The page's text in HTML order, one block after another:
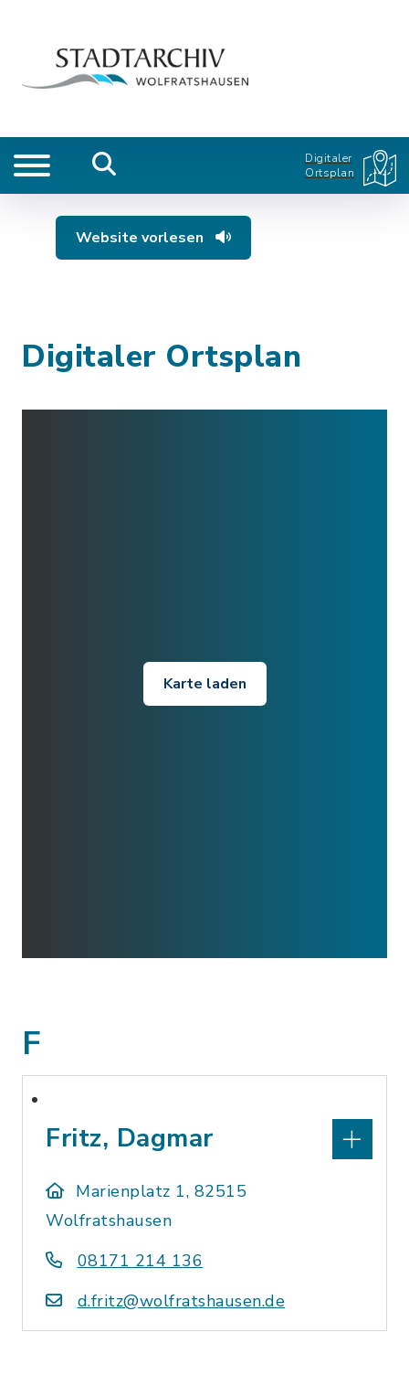
Digitaler
Ortsplan
Website vorlesen
Digitaler Ortsplan
Karte laden
F
Fritz, Dagmar
Marienplatz 1, 82515
Wolfratshausen
08171 214 136
d.fritz@wolfratshausen.de